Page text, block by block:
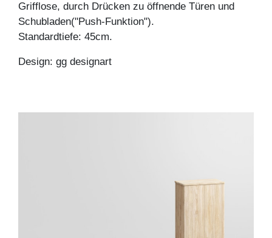
Grifflose, durch Drücken zu öffnende Türen und
Schubladen("Push-Funktion").
Standardtiefe: 45cm.
Design: gg designart